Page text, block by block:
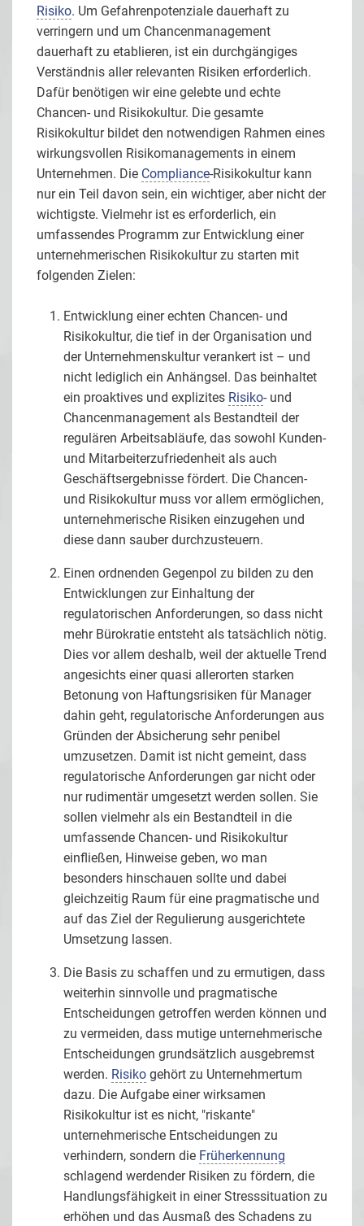
Risiko. Um Gefahrenpotenziale dauerhaft zu
verringern und um Chancenmanagement
dauerhaft zu etablieren, ist ein durchgängiges
Verständnis aller relevanten Risiken erforderlich.
Dafür benötigen wir eine gelebte und echte
Chancen- und Risikokultur. Die gesamte
Risikokultur bildet den notwendigen Rahmen eines
wirkungsvollen Risikomanagements in einem
Unternehmen. Die Compliance-Risikokultur kann
nur ein Teil davon sein, ein wichtiger, aber nicht der
wichtigste. Vielmehr ist es erforderlich, ein
umfassendes Programm zur Entwicklung einer
unternehmerischen Risikokultur zu starten mit
folgenden Zielen:
Entwicklung einer echten Chancen- und
Risikokultur, die tief in der Organisation und
der Unternehmenskultur verankert ist – und
nicht lediglich ein Anhängsel. Das beinhaltet
ein proaktives und explizites Risiko- und
Chancenmanagement als Bestandteil der
regulären Arbeitsabläufe, das sowohl Kunden-
und Mitarbeiterzufriedenheit als auch
Geschäftsergebnisse fördert. Die Chancen-
und Risikokultur muss vor allem ermöglichen,
unternehmerische Risiken einzugehen und
diese dann sauber durchzusteuern.
Einen ordnenden Gegenpol zu bilden zu den
Entwicklungen zur Einhaltung der
regulatorischen Anforderungen, so dass nicht
mehr Bürokratie entsteht als tatsächlich nötig.
Dies vor allem deshalb, weil der aktuelle Trend
angesichts einer quasi allerorten starken
Betonung von Haftungsrisiken für Manager
dahin geht, regulatorische Anforderungen aus
Gründen der Absicherung sehr penibel
umzusetzen. Damit ist nicht gemeint, dass
regulatorische Anforderungen gar nicht oder
nur rudimentär umgesetzt werden sollen. Sie
sollen vielmehr als ein Bestandteil in die
umfassende Chancen- und Risikokultur
einfließen, Hinweise geben, wo man
besonders hinschauen sollte und dabei
gleichzeitig Raum für eine pragmatische und
auf das Ziel der Regulierung ausgerichtete
Umsetzung lassen.
Die Basis zu schaffen und zu ermutigen, dass
weiterhin sinnvolle und pragmatische
Entscheidungen getroffen werden können und
zu vermeiden, dass mutige unternehmerische
Entscheidungen grundsätzlich ausgebremst
werden. Risiko gehört zu Unternehmertum
dazu. Die Aufgabe einer wirksamen
Risikokultur ist es nicht, "riskante"
unternehmerische Entscheidungen zu
verhindern, sondern die Früherkennung
schlagend werdender Risiken zu fördern, die
Handlungsfähigkeit in einer Stresssituation zu
erhöhen und das Ausmaß des Schadens zu